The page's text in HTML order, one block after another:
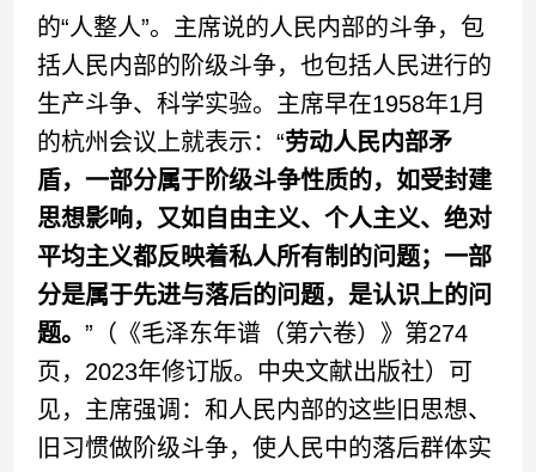
的“人整人”。主席说的人民内部的斗争，包
括人民内部的阶级斗争，也包括人民进行的
生产斗争、科学实验。主席早在1958年1月
的杭州会议上就表示：“劳动人民内部矛
盾，一部分属于阶级斗争性质的，如受封建
思想影响，又如自由主义、个人主义、绝对
平均主义都反映着私人所有制的问题；一部
分是属于先进与落后的问题，是认识上的问
题。”（《毛泽东年谱（第六卷）》第274
页，2023年修订版。中央文献出版社）可
见，主席强调：和人民内部的这些旧思想、
旧习惯做阶级斗争，使人民中的落后群体实